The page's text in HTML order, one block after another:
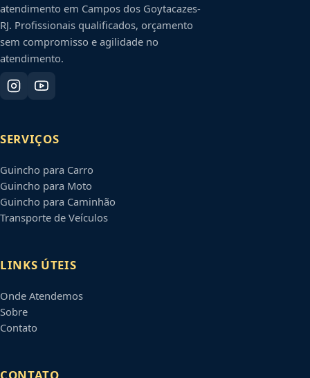
atendimento em Campos dos Goytacazes-
RJ. Profissionais qualificados, orçamento
sem compromisso e agilidade no
atendimento.
SERVIÇOS
Guincho para Carro
Guincho para Moto
Guincho para Caminhão
Transporte de Veículos
LINKS ÚTEIS
Onde Atendemos
Sobre
Contato
CONTATO